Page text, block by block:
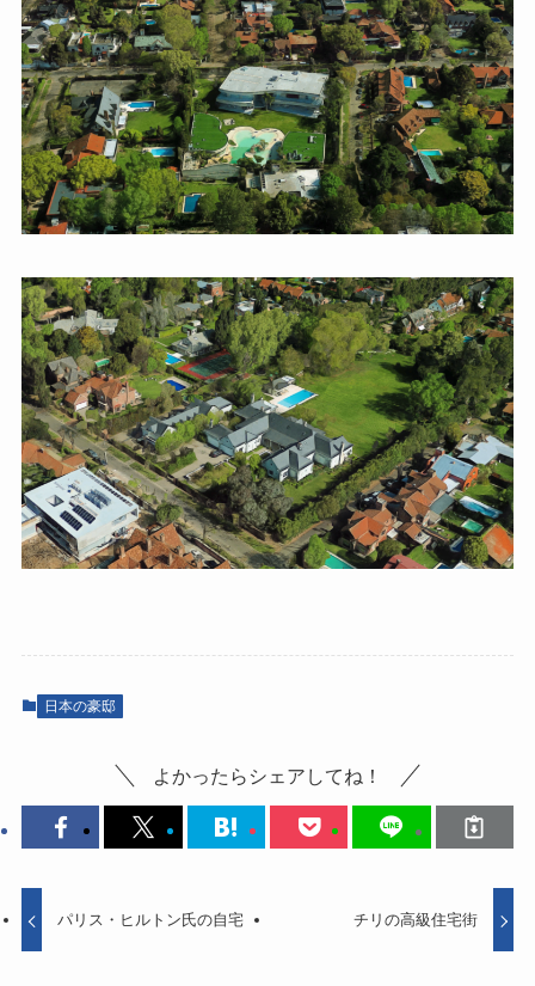
日本の豪邸
よかったらシェアしてね！
パリス・ヒルトン氏の自宅 チリの高級住宅街